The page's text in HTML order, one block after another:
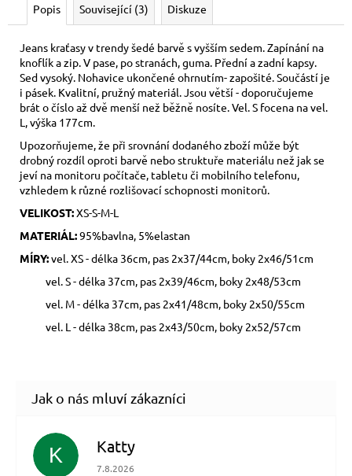
Popis Související (3) Diskuze
Jeans kraťasy v trendy šedé barvě s vyšším sedem. Zapínání na
knoflík a zip. V pase, po stranách, guma. Přední a zadní kapsy.
Sed vysoký. Nohavice ukončené ohrnutím- zapošité. Součástí je
i pásek. Kvalitní, pružný materiál. Jsou větší - doporučujeme
brát o číslo až dvě menší než běžně nosíte. Vel. S focena na vel.
L, výška 177cm.
Upozorňujeme, že při srovnání dodaného zboží může být
drobný rozdíl oproti barvě nebo struktuře materiálu než jak se
jeví na monitoru počítače, tabletu či mobilního telefonu,
vzhledem k různé rozlišovací schopnosti monitorů.
VELIKOST:XS-S-M-L
MATERIÁL:95%bavlna, 5%elastan
MÍRY:vel. XS - délka 36cm, pas 2x37/44cm, boky 2x46/51cm
vel. S - délka 37cm, pas 2x39/46cm, boky 2x48/53cm
vel. M - délka 37cm, pas 2x41/48cm, boky 2x50/55cm
vel. L - délka 38cm, pas 2x43/50cm, boky 2x52/57cm
K Katty
Hodnocení obchodu je 5 z 5 hvězdiček.
7.8.2026